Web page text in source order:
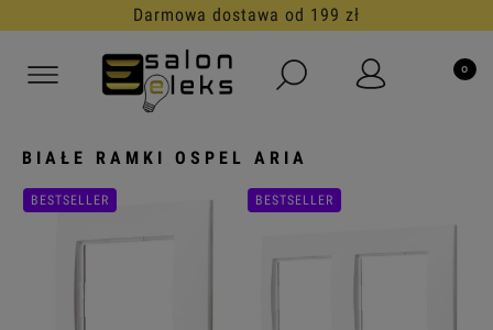
Darmowa dostawa od 199 zł
BIAŁE RAMKI OSPEL ARIA
BESTSELLER BESTSELLER